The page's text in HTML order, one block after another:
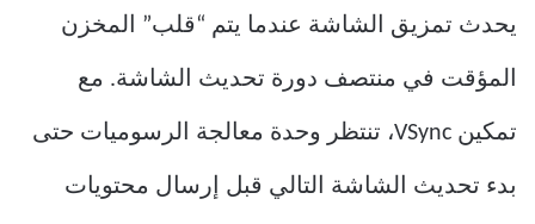
يحدث تمزيق الشاشة عندما يتم “قلب” المخزن
المؤقت في منتصف دورة تحديث الشاشة. مع
تمكين VSync، تنتظر وحدة معالجة الرسوميات حتى
بدء تحديث الشاشة التالي قبل إرسال محتويات